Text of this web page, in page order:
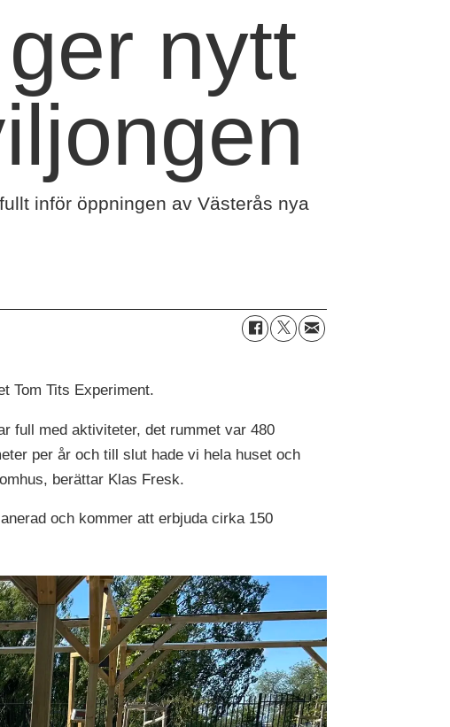
nytt
inför öppningen av Västerås nya
Tom Tits Experiment.
full med aktiviteter, det rummet var 480
per år och till slut hade vi hela huset och
berättar Klas Fresk.
och kommer att erbjuda cirka 150